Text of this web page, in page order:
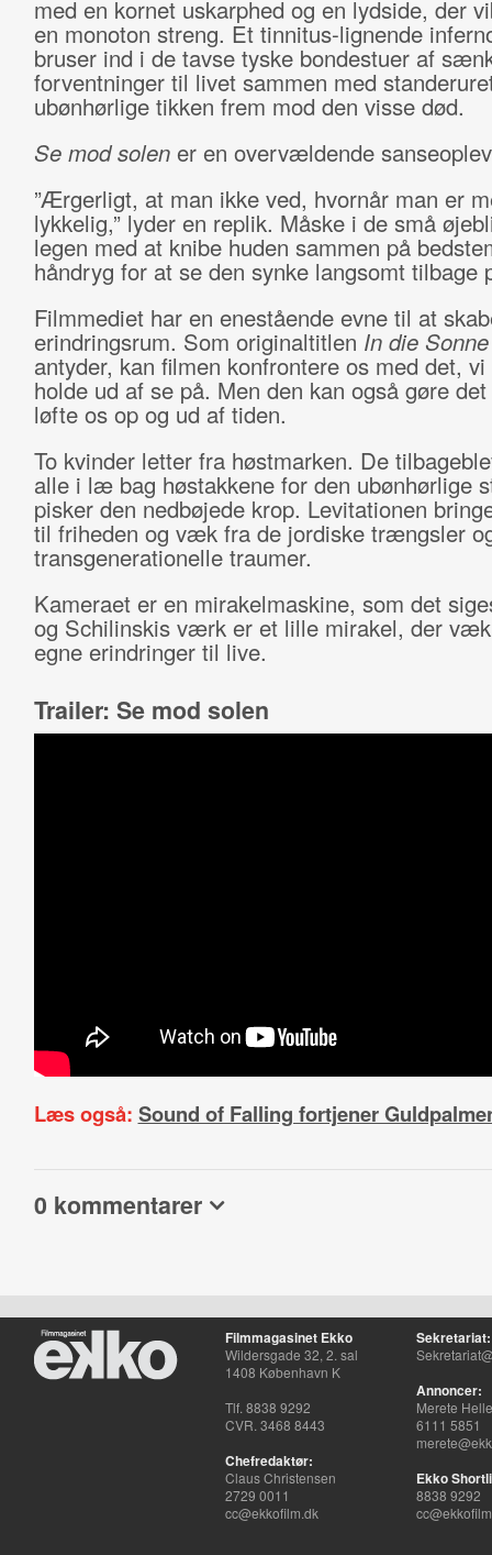
med en kornet uskarphed og en lydside, der
en monoton streng. Et tinnitus-lignende
bruser ind i de tavse tyske bondestuer af
forventninger til livet sammen med
ubønhørlige tikken frem mod den visse død.
Se mod solener en overvældende
”Ærgerligt, at man ikke ved, hvornår man er
lykkelig,” lyder en replik. Måske i de små
legen med at knibe huden sammen på
håndryg for at se den synke langsomt tilbage
Filmmediet har en enestående evne til at
erindringsrum. Som originaltitlen In die
antyder, kan filmen konfrontere os med det,
holde ud af se på. Men den kan også gøre
løfte os op og ud af tiden.
To kvinder letter fra høstmarken. De
alle i læ bag høstakkene for den ubønhørlige
pisker den nedbøjede krop. Levitationen
til friheden og væk fra de jordiske trængsler
transgenerationelle traumer.
Kameraet er en mirakelmaskine, som det
og Schilinskis værk er et lille mirakel, der
egne erindringer til live.
Trailer: Se mod solen
Læs også: Sound of Falling fortjener
0 kommentarer
Filmmagasinet Ekko
Wildersgade 32, 2. sal
1408 København K
Tlf. 8838 9292
CVR. 3468 8443
Chefredaktør:
Claus Christensen
2729 0011
cc@ekkofilm.dk
Sekretariat:
Annoncer:
Merete
6111 5851
Ekko
8838 9292